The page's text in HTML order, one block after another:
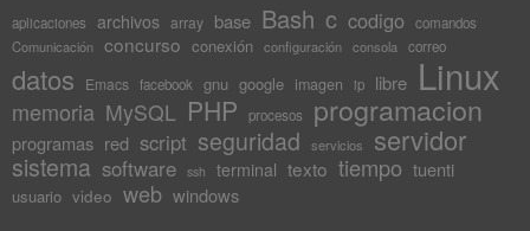
aplicaciones archivos array base Bash c codigo
comandos
Comunicación concurso conexión configuración consola correo
datos Emacs facebook gnu google imagen ip libre Linux
memoria MySQL PHP procesos programacion
programas red script seguridad servicios servidor
sistema software ssh terminal texto tiempo tuenti
usuario video web windows